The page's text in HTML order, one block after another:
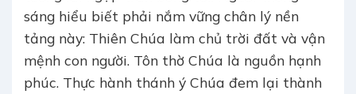
sáng hiểu biết phải nắm vững chân lý nền
tảng này: Thiên Chúa làm chủ trời đất và vận
mệnh con người. Tôn thờ Chúa là nguồn hạnh
phúc. Thực hành thánh ý Chúa đem lại thành